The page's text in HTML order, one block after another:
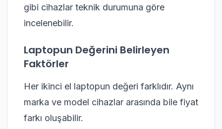
gibi cihazlar teknik durumuna göre
incelenebilir.
Laptopun Değerini Belirleyen
Faktörler
Her ikinci el laptopun değeri farklıdır. Aynı
marka ve model cihazlar arasında bile fiyat
farkı oluşabilir.